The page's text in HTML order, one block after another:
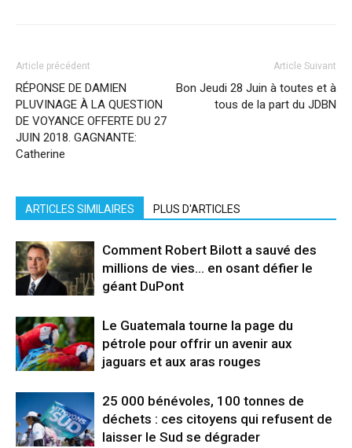
Article précédent
RÉPONSE DE DAMIEN
PLUVINAGE À LA QUESTION
DE VOYANCE OFFERTE DU 27
JUIN 2018. GAGNANTE:
Catherine
Article Suivant
Bon Jeudi 28 Juin à toutes et à
tous de la part du JDBN
ARTICLES SIMILAIRES PLUS D'ARTICLES
Comment Robert Bilott a sauvé des
millions de vies… en osant défier le
géant DuPont
Le Guatemala tourne la page du
pétrole pour offrir un avenir aux
jaguars et aux aras rouges
25 000 bénévoles, 100 tonnes de
déchets : ces citoyens qui refusent de
laisser le Sud se dégrader